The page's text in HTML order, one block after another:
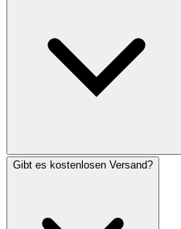
Gibt es kostenlosen Versand?